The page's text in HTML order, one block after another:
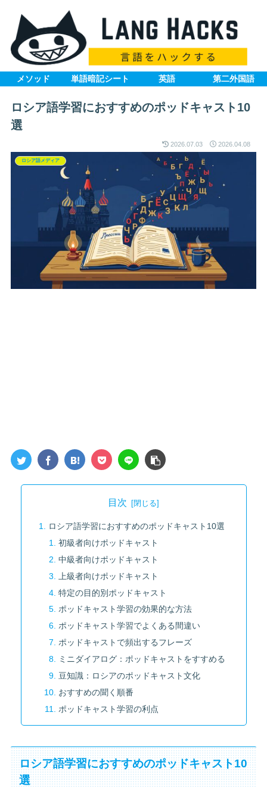
メソッド 単語暗記シート 英語 第二外国語
ロシア語学習におすすめのポッドキャスト10
選
2026.07.03 2026.04.08
ロシア語メディア
目次
ロシア語学習におすすめのポッドキャスト10選
初級者向けポッドキャスト
中級者向けポッドキャスト
上級者向けポッドキャスト
特定の目的別ポッドキャスト
ポッドキャスト学習の効果的な方法
ポッドキャスト学習でよくある間違い
ポッドキャストで頻出するフレーズ
ミニダイアログ：ポッドキャストをすすめる
豆知識：ロシアのポッドキャスト文化
おすすめの聞く順番
ポッドキャスト学習の利点
ロシア語学習におすすめのポッドキャスト10
選